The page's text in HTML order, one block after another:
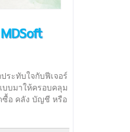
ระทับใจกับฟีเจอร์
บบมาให้ครอบคลุม
ซื้อ คลัง บัญชี หรือ